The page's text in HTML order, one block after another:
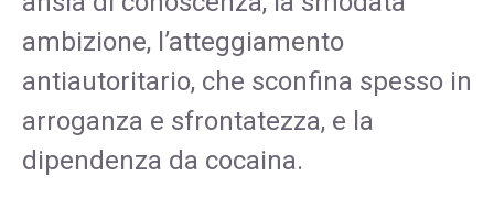
ambizione, l’atteggiamento
antiautoritario, che sconfina spesso in
arroganza e sfrontatezza, e la
dipendenza da cocaina.